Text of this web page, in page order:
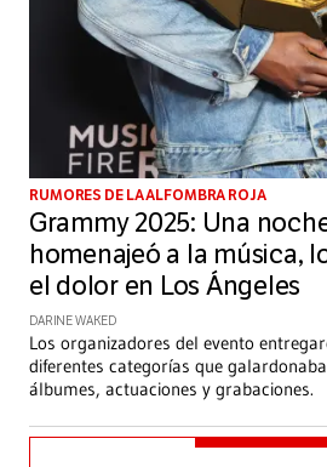
RUMORES DE LA ALFOMBRA ROJA
Grammy 2025: Una
homenajeó a la música,
el dolor en Los Ángeles
DARINE WAKED
Los organizadores del evento
diferentes categorías que
álbumes, actuaciones y grabaciones.